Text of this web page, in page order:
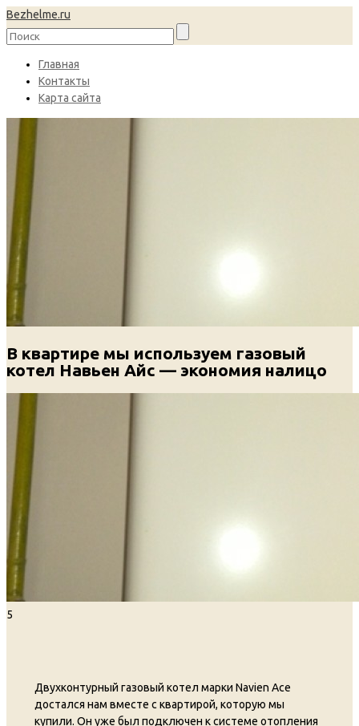
Bezhelme.ru
Главная
Контакты
Карта сайта
В квартире мы используем газовый
котел Навьен Айс — экономия налицо
5
Двухконтурный газовый котел марки Navien Ace
достался нам вместе с квартирой, которую мы
купили. Он уже был подключен к системе отопления